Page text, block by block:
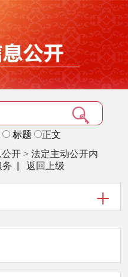
标题
正文
开 > 法定主动公开内
务 返回上级